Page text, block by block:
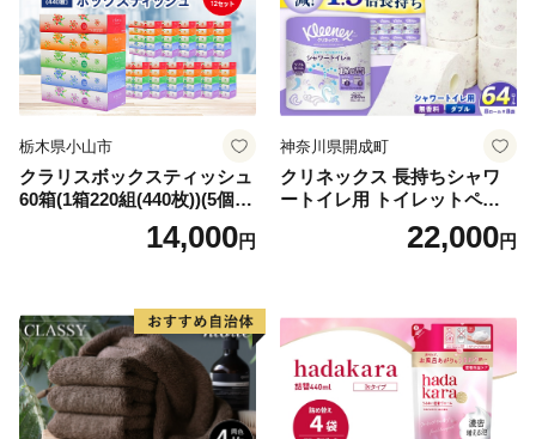
栃木県小山市
クラリスボックスティッシュ
60箱(1箱220組(440枚))(5個入
り×12セット)【1256759】
14,000円
神奈川県開成町
クリネックス 長持ちシャワ
ートイレ用 トイレットペー
パー（ダブル）64ロール(8ロ
ール×8パック) 開成町 トイレ
蓄 防災 エコ 消耗品 生活雑貨
生活用品 無香料 トイレット
ペーパー ダブル といれっと
ぺーぱー トイレ クレシア ト
イレットペーパー [BDBH002
-1]
22,000円